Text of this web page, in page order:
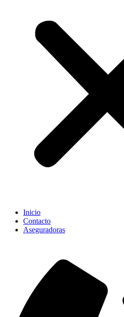
Inicio
Contacto
Aseguradoras